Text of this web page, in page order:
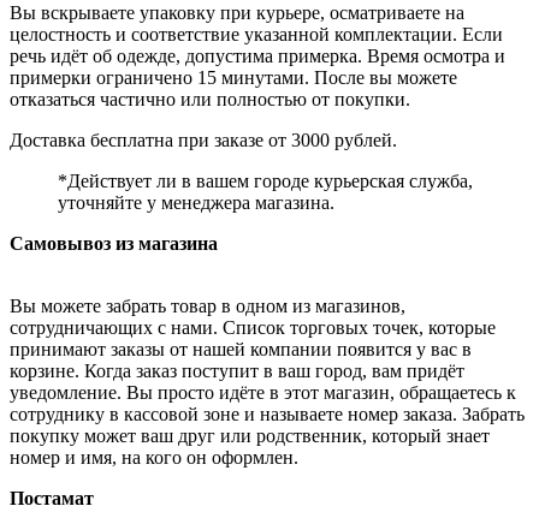
Вы вскрываете упаковку при курьере, осматриваете на
целостность и соответствие указанной комплектации. Если
речь идёт об одежде, допустима примерка. Время осмотра и
примерки ограничено 15 минутами. После вы можете
отказаться частично или полностью от покупки.
Доставка бесплатна при заказе от 3000 рублей.
*Действует ли в вашем городе курьерская служба,
уточняйте у менеджера магазина.
Самовывоз из магазина
Вы можете забрать товар в одном из магазинов,
сотрудничающих с нами. Список торговых точек, которые
принимают заказы от нашей компании появится у вас в
корзине. Когда заказ поступит в ваш город, вам придёт
уведомление. Вы просто идёте в этот магазин, обращаетесь к
сотруднику в кассовой зоне и называете номер заказа. Забрать
покупку может ваш друг или родственник, который знает
номер и имя, на кого он оформлен.
Постамат